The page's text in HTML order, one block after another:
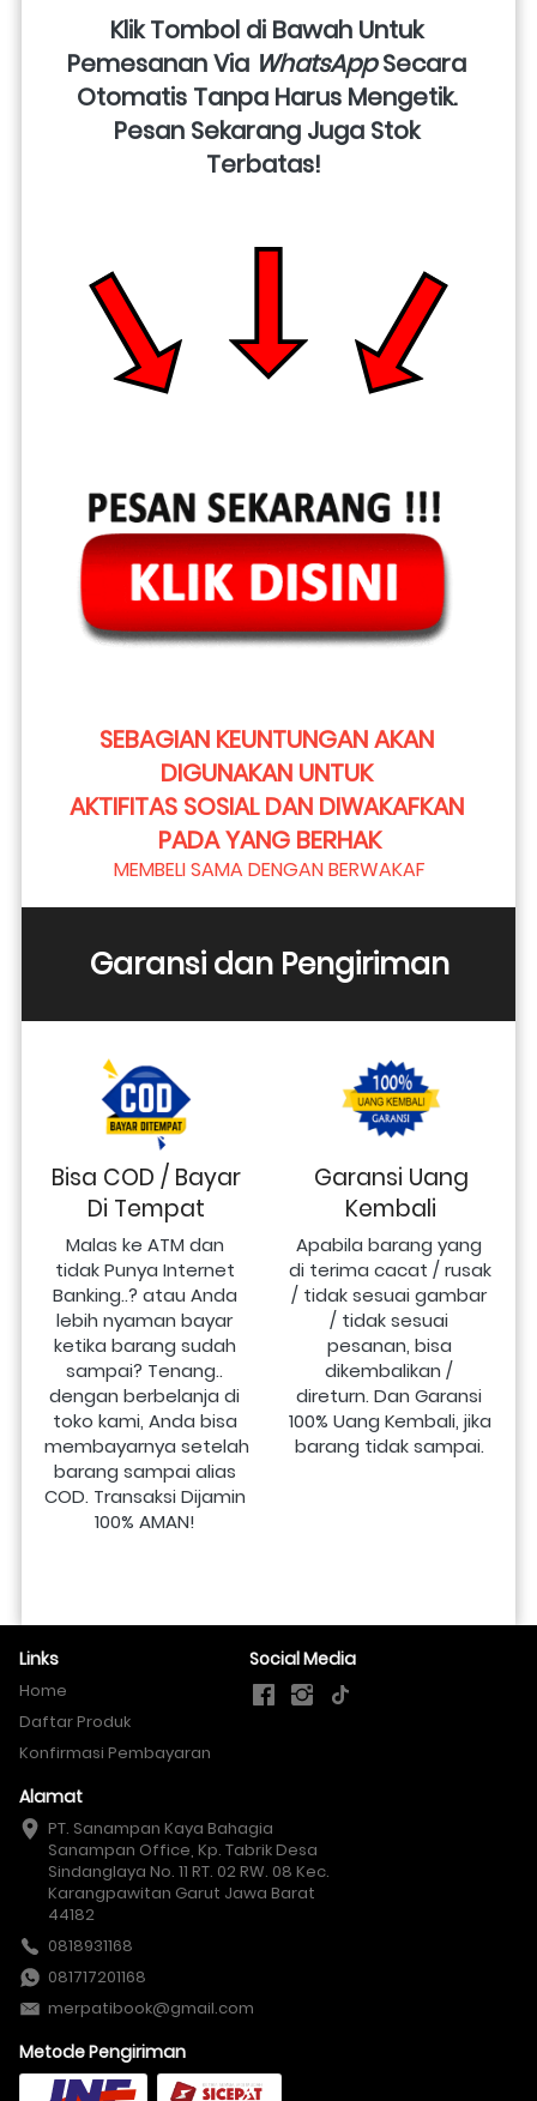
Klik Tombol di Bawah Untuk
Pemesanan Via WhatsApp Secara
Otomatis Tanpa Harus Mengetik.
Pesan Sekarang Juga Stok
Terbatas!
SEBAGIAN KEUNTUNGAN AKAN
DIGUNAKAN UNTUK
AKTIFITAS SOSIAL DAN DIWAKAFKAN
PADA YANG BERHAK
MEMBELI SAMA DENGAN BERWAKAF
Garansi dan Pengiriman
Bisa COD / Bayar
Di Tempat
Malas ke ATM dan
tidak Punya Internet
Banking..? atau Anda
lebih nyaman bayar
ketika barang sudah
sampai? Tenang..
dengan berbelanja di
toko kami, Anda bisa
membayarnya setelah
barang sampai alias
COD. Transaksi Dijamin
100% AMAN!
Garansi Uang
Kembali
Apabila barang yang
di terima cacat / rusak
/ tidak sesuai gambar
/ tidak sesuai
pesanan, bisa
dikembalikan /
direturn. Dan Garansi
100% Uang Kembali, jika
barang tidak sampai.
Links
Home
Daftar Produk
Konfirmasi Pembayaran
Social Media
Alamat
PT. Sanampan Kaya Bahagia
Sanampan Office, Kp. Tabrik Desa
Sindanglaya No. 11 RT. 02 RW. 08 Kec.
Karangpawitan Garut Jawa Barat
44182
0818931168
081717201168
merpatibook@gmail.com
Metode Pengiriman